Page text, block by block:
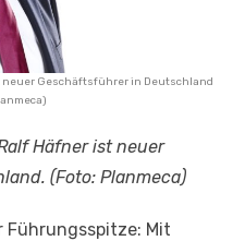
neuer Geschäftsführer in Deutschland
Häfner ist neuer
(Foto: Planmeca)
Führungsspitze: Mit